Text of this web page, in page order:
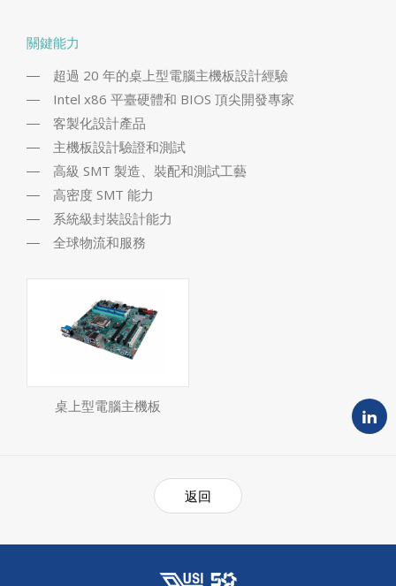
關鍵能力
超過 20 年的桌上型電腦主機板設計經驗
Intel x86 平臺硬體和 BIOS 頂尖開發專家
客製化設計產品
主機板設計驗證和測試
高級 SMT 製造、裝配和測試工藝
高密度 SMT 能力
系統級封裝設計能力
全球物流和服務
桌上型電腦主機板
返回